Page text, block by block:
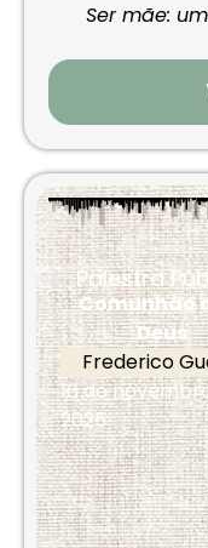
Ser mãe:
Palestra
Comunhão
Deus
Frederico
16 de
2025